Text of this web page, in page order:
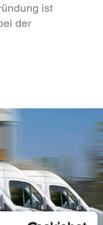
ist
der